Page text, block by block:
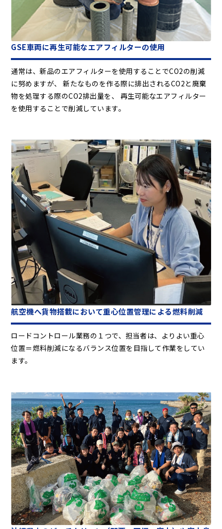
GSE車両に再生可能なエアフィルターの使用
通常は、新品のエアフィルターを使用することでCO2の削減
に努めますが、 新たなものを作る際に排出されるCO2と廃棄
物を処理する際のCO2排出量を、 再生可能なエアフィルター
を使用することで削減しています。
航空機へ貨物搭載において重心位置管理による燃料削減
ロードコントロール業務の１つで、担当者は、よりよい重心
位置＝燃料削減になるバランス位置を目指して作業をしてい
ます。